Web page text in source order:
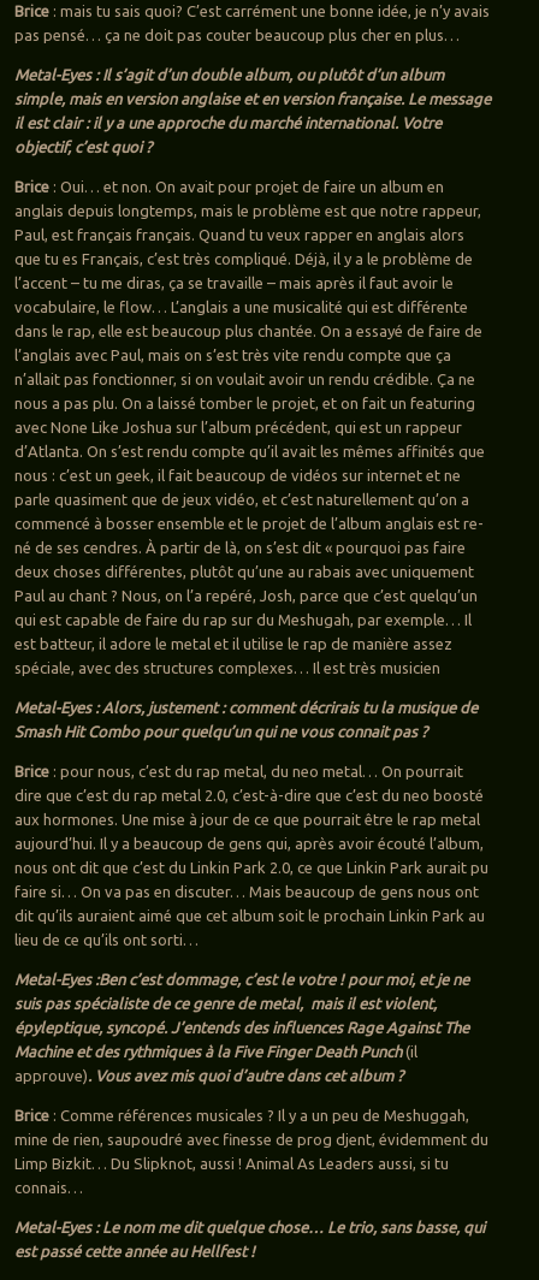
Brice : mais tu sais quoi? C’est carrément une bonne idée, je n’y avais
pas pensé… ça ne doit pas couter beaucoup plus cher en plus…
Metal-Eyes : Il s’agit d’un double album, ou plutôt d’un album
simple, mais en version anglaise et en version française. Le message
il est clair : il y a une approche du marché international. Votre
objectif, c’est quoi ?
Brice : Oui… et non. On avait pour projet de faire un album en
anglais depuis longtemps, mais le problème est que notre rappeur,
Paul, est français français. Quand tu veux rapper en anglais alors
que tu es Français, c’est très compliqué. Déjà, il y a le problème de
l’accent – tu me diras, ça se travaille – mais après il faut avoir le
vocabulaire, le flow… L’anglais a une musicalité qui est différente
dans le rap, elle est beaucoup plus chantée. On a essayé de faire de
l’anglais avec Paul, mais on s’est très vite rendu compte que ça
n’allait pas fonctionner, si on voulait avoir un rendu crédible. Ça ne
nous a pas plu. On a laissé tomber le projet, et on fait un featuring
avec None Like Joshua sur l’album précédent, qui est un rappeur
d’Atlanta. On s’est rendu compte qu’il avait les mêmes affinités que
nous : c’est un geek, il fait beaucoup de vidéos sur internet et ne
parle quasiment que de jeux vidéo, et c’est naturellement qu’on a
commencé à bosser ensemble et le projet de l’album anglais est re-
né de ses cendres. À partir de là, on s’est dit « pourquoi pas faire
deux choses différentes, plutôt qu’une au rabais avec uniquement
Paul au chant ? Nous, on l’a repéré, Josh, parce que c’est quelqu’un
qui est capable de faire du rap sur du Meshugah, par exemple… Il
est batteur, il adore le metal et il utilise le rap de manière assez
spéciale, avec des structures complexes… Il est très musicien
Metal-Eyes : Alors, justement : comment décrirais tu la musique de
Smash Hit Combo pour quelqu’un qui ne vous connait pas ?
Brice : pour nous, c’est du rap metal, du neo metal… On pourrait
dire que c’est du rap metal 2.0, c’est-à-dire que c’est du neo boosté
aux hormones. Une mise à jour de ce que pourrait être le rap metal
aujourd’hui. Il y a beaucoup de gens qui, après avoir écouté l’album,
nous ont dit que c’est du Linkin Park 2.0, ce que Linkin Park aurait pu
faire si… On va pas en discuter… Mais beaucoup de gens nous ont
dit qu’ils auraient aimé que cet album soit le prochain Linkin Park au
lieu de ce qu’ils ont sorti…
Metal-Eyes :Ben c’est dommage, c’est le votre ! pour moi, et je ne
suis pas spécialiste de ce genre de metal, mais il est violent,
épyleptique, syncopé. J’entends des influences Rage Against The
Machine et des rythmiques à la Five Finger Death Punch(il
approuve). Vous avez mis quoi d’autre dans cet album ?
Brice : Comme références musicales ? Il y a un peu de Meshuggah,
mine de rien, saupoudré avec finesse de prog djent, évidemment du
Limp Bizkit… Du Slipknot, aussi ! Animal As Leaders aussi, si tu
connais…
Metal-Eyes : Le nom me dit quelque chose… Le trio, sans basse, qui
est passé cette année au Hellfest !